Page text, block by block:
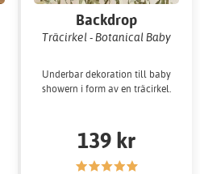
Backdrop
Träcirkel - Botanical Baby
Underbar dekoration till baby
showern i form av en träcirkel.
139 kr